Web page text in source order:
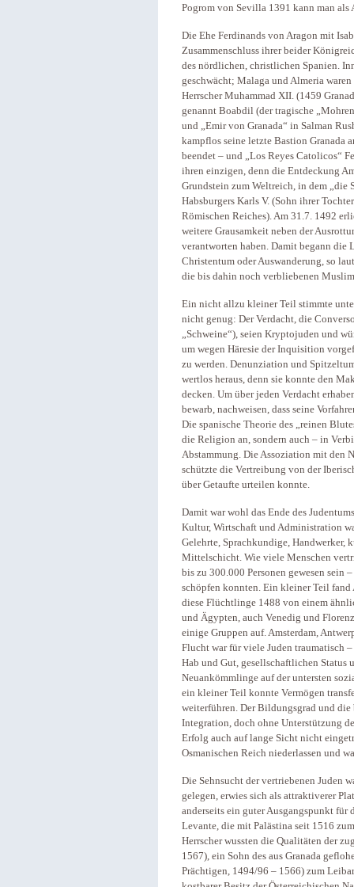
Pogrom von Sevilla 1391 kann man
Die Ehe Ferdinands von Aragon mit
Zusammenschluss ihrer beider
des nördlichen, christlichen Spanien.
geschwächt; Malaga und Almeria
Herrscher Muhammad XII. (1459
genannt Boabdil (der tragische
und „Emir von Granada“ in Salman
kampflos seine letzte Bastion Granada
beendet – und „Los Reyes Catolicos“
ihren einzigen, denn die Entdeckung
Grundstein zum Weltreich, in dem „die
Habsburgers Karls V. (Sohn ihrer
Römischen Reiches). Am 31.7. 1492
weitere Grausamkeit neben der
verantworten haben. Damit begann die
Christentum oder Auswanderung, so
die bis dahin noch verbliebenen
Ein nicht allzu kleiner Teil stimmte
nicht genug: Der Verdacht, die
„Schweine“), seien Kryptojuden und
um wegen Häresie der Inquisition
zu werden. Denunziation und
wertlos heraus, denn sie konnte den
decken. Um über jeden Verdacht
bewarb, nachweisen, dass seine
Die spanische Theorie des „reinen
die Religion an, sondern auch – in
Abstammung. Die Assoziation mit den
schützte die Vertreibung von der
über Getaufte urteilen konnte.
Damit war wohl das Ende des
Kultur, Wirtschaft und Administration
Gelehrte, Sprachkundige,
Mittelschicht. Wie viele Menschen
bis zu 300.000 Personen gewesen sein
schöpfen konnten. Ein kleiner Teil
diese Flüchtlinge 1488 von einem
und Ägypten, auch Venedig und
einige Gruppen auf. Amsterdam,
Flucht war für viele Juden traumatisch
Hab und Gut, gesellschaftlichen Status
Neuankömmlinge auf der untersten
ein kleiner Teil konnte Vermögen
weiterführen. Der Bildungsgrad und
Integration, doch ohne Unterstützung
Erfolg auch auf lange Sicht nicht
Osmanischen Reich niederlassen und
Die Sehnsucht der vertriebenen Juden
gelegen, erwies sich als attraktiverer
anderseits ein guter Ausgangspunkt
Levante, die mit Palästina seit 1516
Herrscher wussten die Qualitäten der
1567), ein Sohn des aus Granada
Prächtigen, 1494/96 – 1566) zum